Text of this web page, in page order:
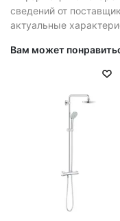
сведений от
актуальные
Вам может